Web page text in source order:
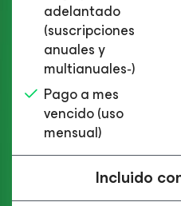
adelantado
(suscripciones
anuales y
multianuales‑​)
Pago a mes
vencido (uso
mensual)
Incluido